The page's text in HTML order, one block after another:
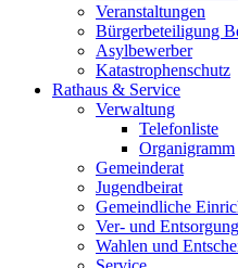
Veranstaltungen
Bürgerbeteiligung
Asylbewerber
Katastrophenschutz
Rathaus & Service
Verwaltung
Telefonliste
Organigramm
Gemeinderat
Jugendbeirat
Gemeindliche
Ver- und Entsorgung
Wahlen und